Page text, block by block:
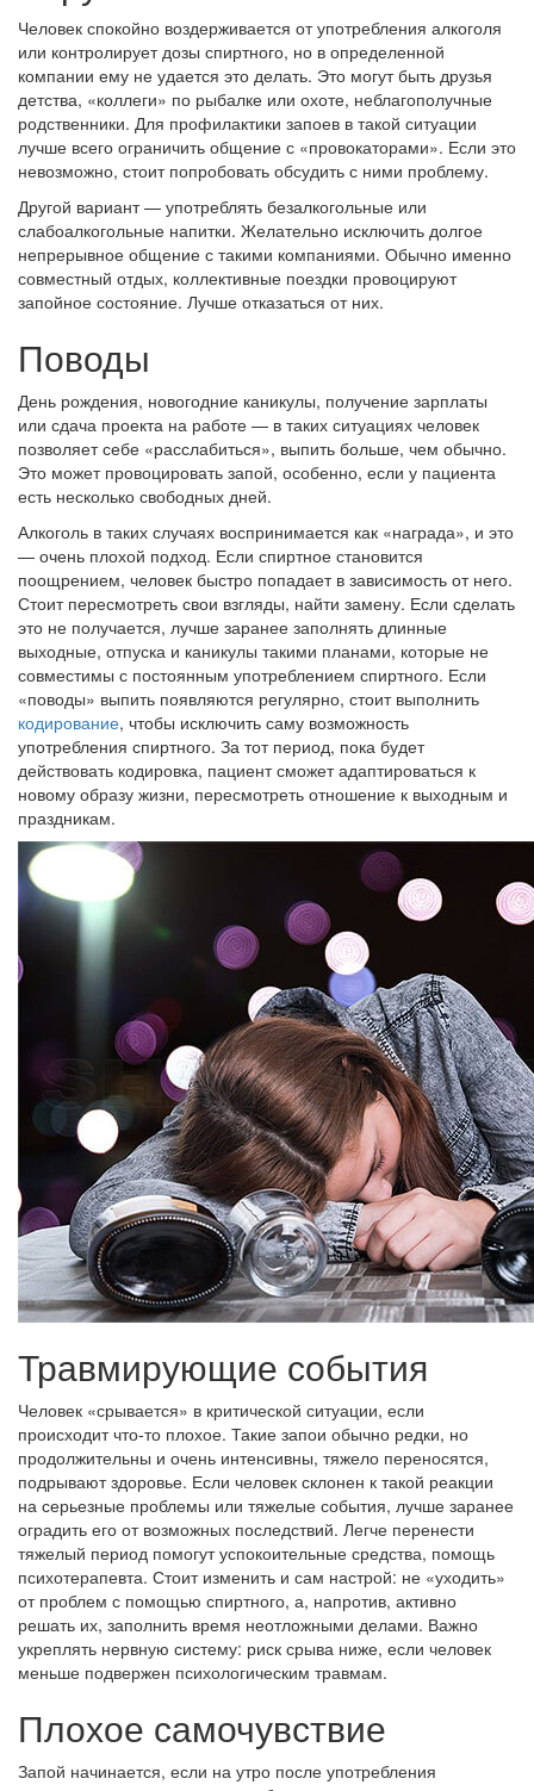
Человек спокойно воздерживается от употребления алкоголя
или контролирует дозы спиртного, но в определенной
компании ему не удается это делать. Это могут быть друзья
детства, «коллеги» по рыбалке или охоте, неблагополучные
родственники. Для профилактики запоев в такой ситуации
лучше всего ограничить общение с «провокаторами». Если это
невозможно, стоит попробовать обсудить с ними проблему.
Другой вариант — употреблять безалкогольные или
слабоалкогольные напитки. Желательно исключить долгое
непрерывное общение с такими компаниями. Обычно именно
совместный отдых, коллективные поездки провоцируют
запойное состояние. Лучше отказаться от них.
Поводы
День рождения, новогодние каникулы, получение зарплаты
или сдача проекта на работе — в таких ситуациях человек
позволяет себе «расслабиться», выпить больше, чем обычно.
Это может провоцировать запой, особенно, если у пациента
есть несколько свободных дней.
Алкоголь в таких случаях воспринимается как «награда», и это
— очень плохой подход. Если спиртное становится
поощрением, человек быстро попадает в зависимость от него.
Стоит пересмотреть свои взгляды, найти замену. Если сделать
это не получается, лучше заранее заполнять длинные
выходные, отпуска и каникулы такими планами, которые не
совместимы с постоянным употреблением спиртного. Если
«поводы» выпить появляются регулярно, стоит выполнить
кодирование, чтобы исключить саму возможность
употребления спиртного. За тот период, пока будет
действовать кодировка, пациент сможет адаптироваться к
новому образу жизни, пересмотреть отношение к выходным и
праздникам.
Травмирующие события
Человек «срывается» в критической ситуации, если
происходит что-то плохое. Такие запои обычно редки, но
продолжительны и очень интенсивны, тяжело переносятся,
подрывают здоровье. Если человек склонен к такой реакции
на серьезные проблемы или тяжелые события, лучше заранее
оградить его от возможных последствий. Легче перенести
тяжелый период помогут успокоительные средства, помощь
психотерапевта. Стоит изменить и сам настрой: не «уходить»
от проблем с помощью спиртного, а, напротив, активно
решать их, заполнить время неотложными делами. Важно
укреплять нервную систему: риск срыва ниже, если человек
меньше подвержен психологическим травмам.
Плохое самочувствие
Запой начинается, если на утро после употребления